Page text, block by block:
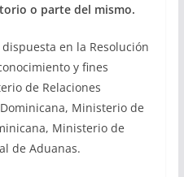
o parte del mismo.
en la Resolución
y fines
de Relaciones
Ministerio de
Ministerio de
de Aduanas.